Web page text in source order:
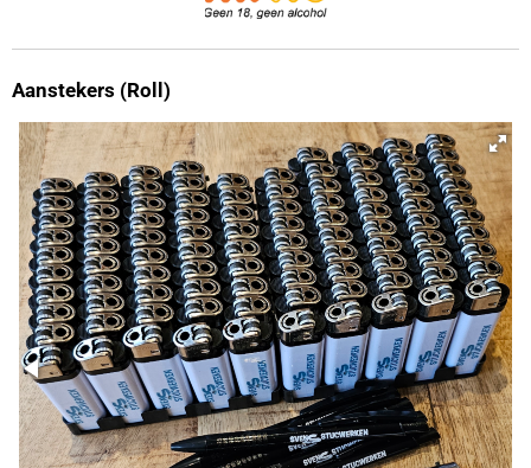
Aanstekers (Roll)